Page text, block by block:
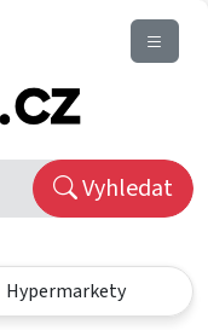
Vyhledat
Hypermarkety